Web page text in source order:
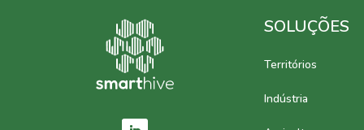
SOLUÇÕES
Territórios
Indústria